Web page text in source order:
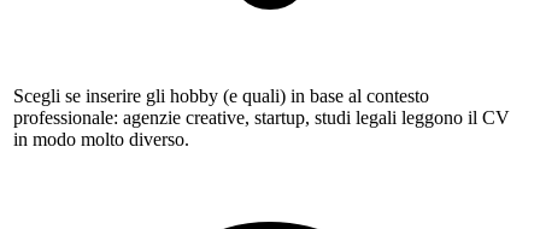
Scegli se inserire gli hobby (e quali) in base al contesto
professionale: agenzie creative, startup, studi legali leggono il CV
in modo molto diverso.